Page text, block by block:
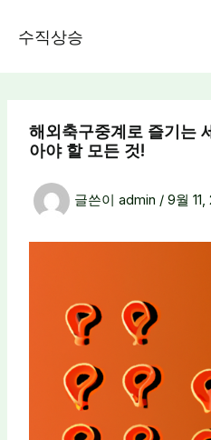
수직상승
해외축구중계로 즐기는
아야 할 모든 것!
글쓴이 admin / 9월 11,